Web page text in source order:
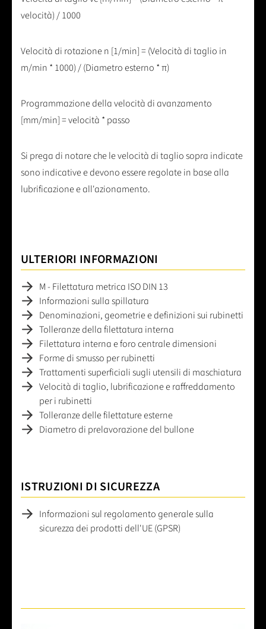
velocità) / 1000
Velocità di rotazione n [1/min] = (Velocità di taglio in
m/min * 1000) / (Diametro esterno * π)
Programmazione della velocità di avanzamento
[mm/min] = velocità * passo
Si prega di notare che le velocità di taglio sopra indicate
sono indicative e devono essere regolate in base alla
lubrificazione e all'azionamento.
ULTERIORI INFORMAZIONI
M - Filettatura metrica ISO DIN 13
Informazioni sulla spillatura
Denominazioni, geometrie e definizioni sui rubinetti
Tolleranze della filettatura interna
Filettatura interna e foro centrale dimensioni
Forme di smusso per rubinetti
Trattamenti superficiali sugli utensili di maschiatura
Velocità di taglio, lubrificazione e raffreddamento
per i rubinetti
Tolleranze delle filettature esterne
Diametro di prelavorazione del bullone
ISTRUZIONI DI SICUREZZA
Informazioni sul regolamento generale sulla
sicurezza dei prodotti dell'UE (GPSR)